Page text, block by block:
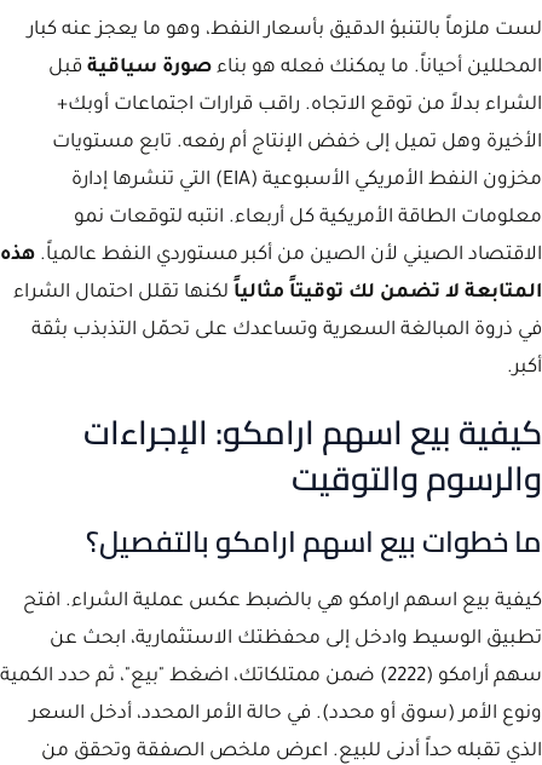
لست ملزماً بالتنبؤ الدقيق بأسعار النفط، وهو ما يعجز عنه كبار
المحللين أحياناً. ما يمكنك فعله هو بناء صورة سياقية قبل
الشراء بدلاً من توقع الاتجاه. راقب قرارات اجتماعات أوبك+
الأخيرة وهل تميل إلى خفض الإنتاج أم رفعه. تابع مستويات
مخزون النفط الأمريكي الأسبوعية (EIA) التي تنشرها إدارة
معلومات الطاقة الأمريكية كل أربعاء. انتبه لتوقعات نمو
الاقتصاد الصيني لأن الصين من أكبر مستوردي النفط عالمياً. هذه
المتابعة لا تضمن لك توقيتاً مثالياً لكنها تقلل احتمال الشراء
في ذروة المبالغة السعرية وتساعدك على تحمّل التذبذب بثقة
أكبر.
كيفية بيع اسهم ارامكو: الإجراءات
والرسوم والتوقيت
ما خطوات بيع اسهم ارامكو بالتفصيل؟
كيفية بيع اسهم ارامكو هي بالضبط عكس عملية الشراء. افتح
تطبيق الوسيط وادخل إلى محفظتك الاستثمارية، ابحث عن
سهم أرامكو (2222) ضمن ممتلكاتك، اضغط "بيع"، ثم حدد الكمية
ونوع الأمر (سوق أو محدد). في حالة الأمر المحدد، أدخل السعر
الذي تقبله حداً أدنى للبيع. اعرض ملخص الصفقة وتحقق من